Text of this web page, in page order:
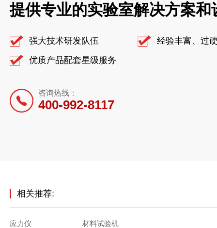
提供专业的实验室解决方案和
强大技术研发队伍
经验丰富、过
优质产品配套星级服务
咨询热线：
400-992-8117
相关推荐:
应力仪 材料试验机